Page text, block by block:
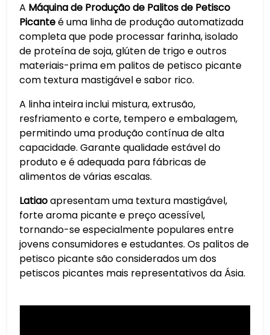
A Máquina de Produção de Palitos de Petisco
Picanteé uma linha de produção automatizada
completa que pode processar farinha, isolado
de proteína de soja, glúten de trigo e outros
materiais-prima em palitos de petisco picante
com textura mastigável e sabor rico.
A linha inteira inclui mistura, extrusão,
resfriamento e corte, tempero e embalagem,
permitindo uma produção contínua de alta
capacidade. Garante qualidade estável do
produto e é adequada para fábricas de
alimentos de várias escalas.
Latiaoapresentam uma textura mastigável,
forte aroma picante e preço acessível,
tornando-se especialmente populares entre
jovens consumidores e estudantes. Os palitos de
petisco picante são considerados um dos
petiscos picantes mais representativos da Ásia.